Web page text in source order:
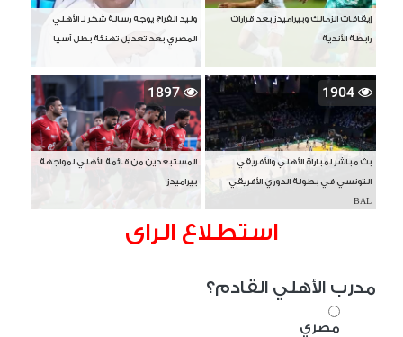
إيقافات الزمالك وبيراميدز بعد قرارات
رابطة الأندية
وليد الفراج يوجه رسالة شكر لـ الأهلي
المصري بعد تعديل تهنئة بطل آسيا
1904
بث مباشر لمباراة الأهلي والأفريقي
التونسي في بطولة الدوري الأفريقي
BAL
1897
المستبعدين من قائمة الأهلي لمواجهة
بيراميدز
استطلاع الراى
مدرب الأهلي القادم؟
مصري